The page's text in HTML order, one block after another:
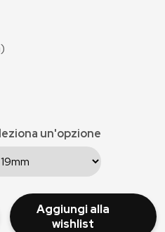
un'opzione
Aggiungi alla
wishlist